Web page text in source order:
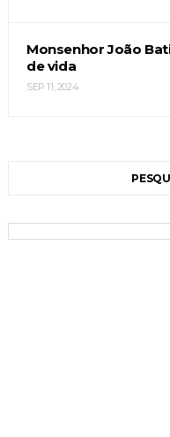
Monsenhor João
de vida
SEP 11, 2024